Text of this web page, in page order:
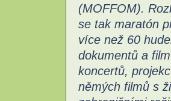
(MOFFOM).
se tak maratón
více než 60
dokumentů a
koncertů,
němých filmů s